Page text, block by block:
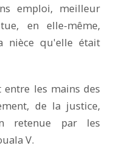
emploi, meilleur
en elle-même,
nièce qu'elle était
les mains des
de la justice,
retenue par les
V.